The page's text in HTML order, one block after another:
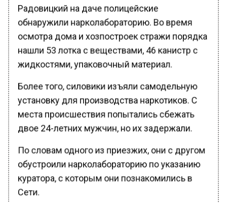
Радовицкий на даче полицейские
обнаружили нарколабораторию. Во время
осмотра дома и хозпостроек стражи порядка
нашли 53 лотка с веществами, 46 канистр с
жидкостями, упаковочный материал.
Более того, силовики изъяли самодельную
установку для производства наркотиков. С
места происшествия попытались сбежать
двое 24-летних мужчин, но их задержали.
По словам одного из приезжих, они с другом
обустроили нарколабораторию по указанию
куратора, с которым они познакомились в
Сети.